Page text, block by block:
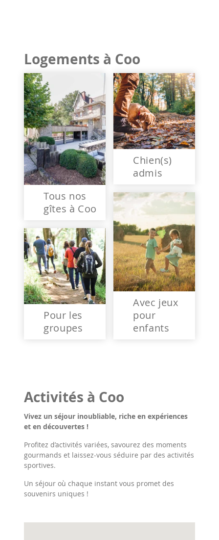
Logements à Coo
Tous nos
gîtes à Coo
Pour les
groupes
Chien(s)
admis
Avec jeux
pour
enfants
Activités à Coo
Vivez un séjour inoubliable, riche en expériences
et en découvertes !
Profitez d’activités variées, savourez des moments
gourmands et laissez-vous séduire par des activités
sportives.
Un séjour où chaque instant vous promet des
souvenirs uniques !